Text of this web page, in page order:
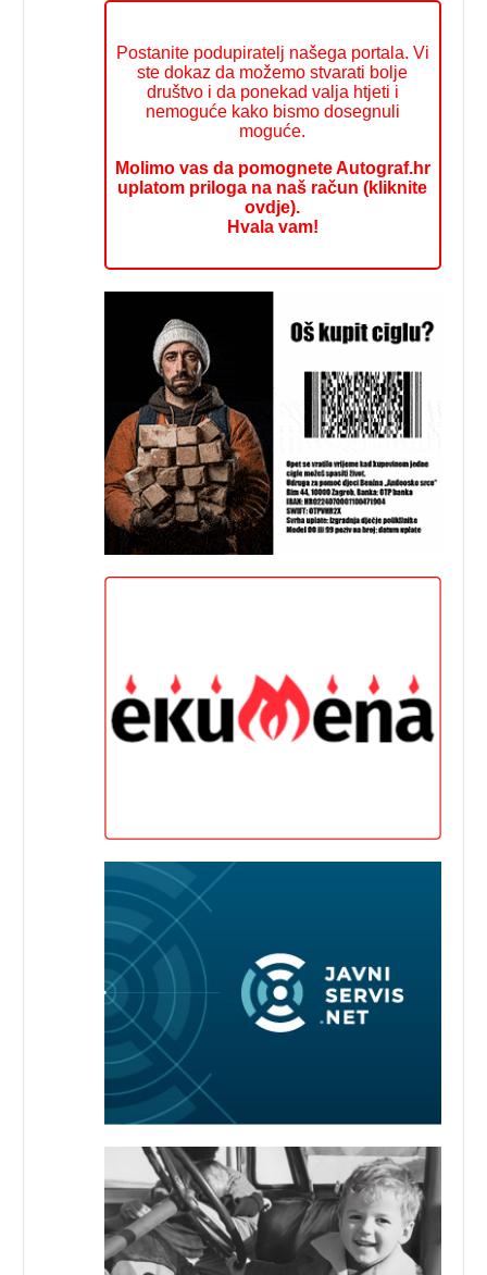
Postanite podupiratelj našega portala. Vi
ste dokaz da možemo stvarati bolje
društvo i da ponekad valja htjeti i
nemoguće kako bismo dosegnuli
moguće.
Molimo vas da pomognete Autograf.hr
uplatom priloga na naš račun (kliknite
ovdje).
Hvala vam!